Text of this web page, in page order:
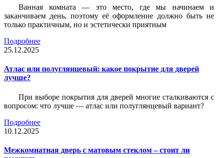
Ванная комната — это место, где мы начинаем и
заканчиваем день, поэтому её оформление должно быть не
только практичным, но и эстетически приятным
Подробнее
25.12.2025
Атлас или полуглянцевый: какое покрытие для дверей
лучше?
При выборе покрытия для дверей многие сталкиваются с
вопросом: что лучше — атлас или полуглянцевый вариант?
Подробнее
10.12.2025
Межкомнатная дверь с матовым стеклом – стоит ли